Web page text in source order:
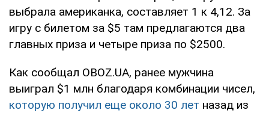
выбрала американка, составляет 1 к 4,12. За
игру с билетом за $5 там предлагаются два
главных приза и четыре приза по $2500.
Как сообщал OBOZ.UA, ранее мужчина
выиграл $1 млн благодаря комбинации чисел,
которую получил еще около 30 лет назад из